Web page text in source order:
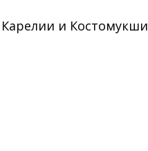
Карелии и Костомукши